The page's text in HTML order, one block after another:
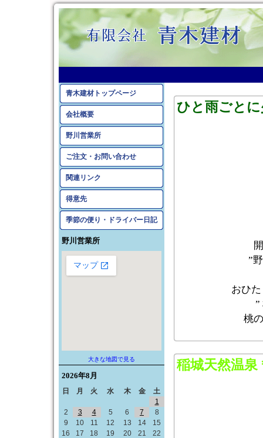
青木建材トップページ
会社概要
野川営業所
ご注文・お問い合わせ
関連リンク
得意先
季節の便り・ドライバー日記
野川営業所
大きな地図で見る
2026年8月
日 月 火 水 木 金 土
1
2
3 4 5 6 7
8
9
10 11 12 13 14
15
16
17 18 19 20 21
22
ひと雨ごと
”
おひ
桃
稲城天然温泉